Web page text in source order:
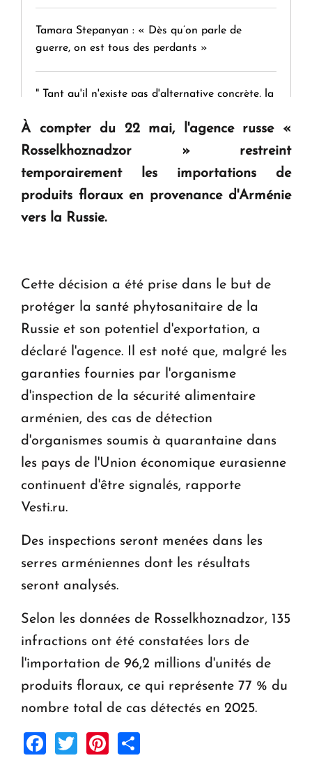
Tamara Stepanyan : « Dès qu’on parle de
guerre, on est tous des perdants »
" Tant qu'il n'existe pas d'alternative concrète, la
KASA : 30 ans d'audace, de résilience et d'avenir
en Arménie
Le premier hôtel Hyatt Regency d'Arménie
À compter du 22 mai, l'agence russe «
Rosselkhoznadzor » restreint
temporairement les importations de
produits floraux en provenance d'Arménie
vers la Russie.
Cette décision a été prise dans le but de
protéger la santé phytosanitaire de la
Russie et son potentiel d'exportation, a
déclaré l'agence. Il est noté que, malgré les
garanties fournies par l'organisme
d'inspection de la sécurité alimentaire
arménien, des cas de détection
d'organismes soumis à quarantaine dans
les pays de l'Union économique eurasienne
continuent d'être signalés, rapporte
Vesti.ru.
Des inspections seront menées dans les
serres arméniennes dont les résultats
seront analysés.
Selon les données de Rosselkhoznadzor, 135
infractions ont été constatées lors de
l'importation de 96,2 millions d'unités de
produits floraux, ce qui représente 77 % du
nombre total de cas détectés en 2025.
Facebook
TwitterPinterest